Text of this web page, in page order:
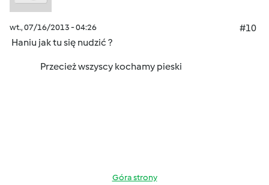
wt., 07/16/2013 - 04:26
#10
Haniu jak tu się nudzić ?
Przecież wszyscy kochamy pieski
Góra strony